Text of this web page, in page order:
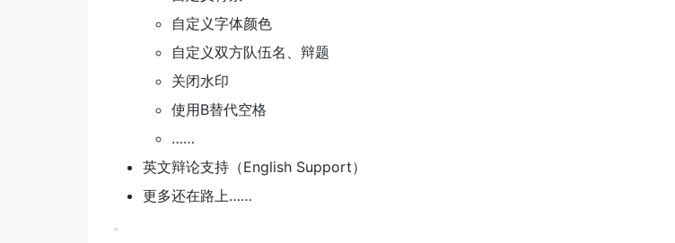
自定义字体颜色
自定义双方队伍名、辩题
关闭水印
使用B替代空格
……
英文辩论支持（English Support）
更多还在路上……